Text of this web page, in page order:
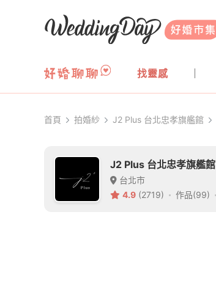
WeddingDay 好婚市集
找靈感
首頁 拍婚紗 J2 Plus 台北忠孝旗艦館
J2 Plus 台北忠孝旗艦館
台北市
4.9 (2719) 作品(99)